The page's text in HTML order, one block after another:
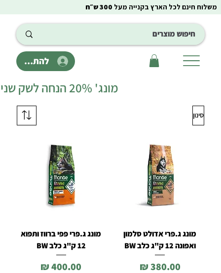
להתחבר
משלוח חינם לכל הארץ בקנייה מעל 300 ש״ח
סינון
מונג ג.פרי אדולט סלמון
ואפונה 12 ק"ג כלב BW
מחיר
מונג ג.פרי פפי ברווז ותפוא
12 ק"ג כלב BW
מחיר
מונג' 20% הנחה לשק שני